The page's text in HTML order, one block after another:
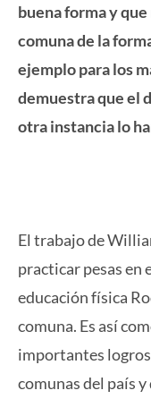
buena forma y
comuna de la
ejemplo para los
demuestra que el
otra instancia lo
El trabajo de
practicar pesas en
educación física
comuna. Es así
importantes
comunas del país